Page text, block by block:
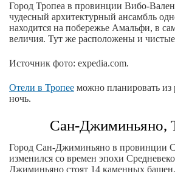
Город Тропеа в провинции Вибо-
чудесный архитектурный ансамбль
находится на побережье Амальфи, в
величия. Тут же расположены и
Источник фото: expedia.com.
Отели в Тропее можно планировать из
ночь.
Сан-Джиминьяно,
Город Сан-Джиминьяно в провинции
изменился со времен эпохи
Джиминьяно стоят 14 каменных башен,